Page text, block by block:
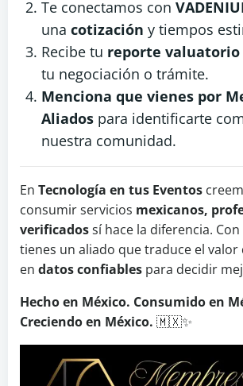
Te conectamos con
una cotización y tiempos
Recibe tu reporte valuatorio
tu negociación o trámite.
Menciona que vienes por
Aliados para identificarte
nuestra comunidad.
En Tecnología en tus Eventos
consumir servicios mexicanos,
verificadossí hace la diferencia. Con
tienes un aliado que traduce el valor
en datos confiables para decidir
Hecho en México. Consumido en
Creciendo en México. 🇲🇽✨